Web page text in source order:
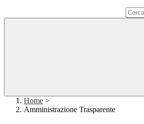
Home >
Amministrazione Trasparente